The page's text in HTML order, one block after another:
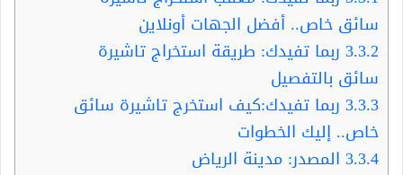
سائق خاص.. أفضل الجهات أونلاين
3.3.2 ربما تفيدك: طريقة استخراج تاشيرة
سائق بالتفصيل
3.3.3 ربما تفيدك:كيف استخرج تاشيرة سائق
خاص.. إليك الخطوات
3.3.4 المصدر: مدينة الرياض